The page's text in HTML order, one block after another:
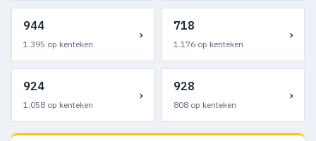
944
1.395 op kenteken
›
718
1.176 op kenteken
›
924
1.058 op kenteken
›
928
808 op kenteken
›